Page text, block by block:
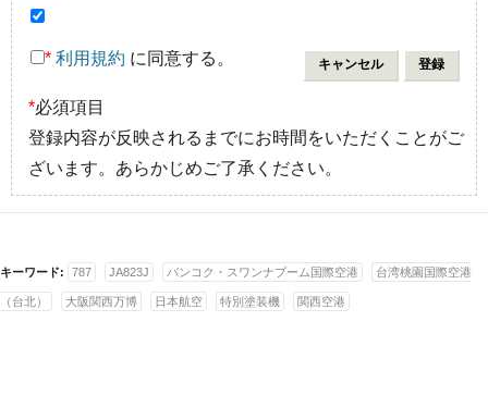
* 利用規約 に同意する。
*必須項目
登録内容が反映されるまでにお時間をいただくことがご
ざいます。あらかじめご了承ください。
キーワード: 787 JA823J バンコク・スワンナプーム国際空港 台湾桃園国際空港
（台北） 大阪関西万博 日本航空 特別塗装機 関西空港